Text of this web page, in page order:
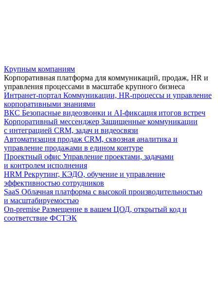
Крупным компаниям
Корпоративная платформа для коммуникаций, продаж, HR и
управления процессами в масштабе крупного бизнеса
Интранет-портал Коммуникации, HR-процессы и управление
корпоративными знаниями
ВКС Безопасные видеозвонки и AI-фиксация итогов встреч
Корпоративный мессенджер Защищенные коммуникации
с интеграцией CRM, задач и видеосвязи
Автоматизация продаж CRM, сквозная аналитика и
управление продажами в едином контуре
Проектный офис Управление проектами, задачами
и контролем исполнения
HRM Рекрутинг, КЭДО, обучение и управление
эффективностью сотрудников
SaaS Облачная платформа с высокой производительностью
и масштабируемостью
On-premise Размещение в вашем ЦОД, открытый код и
соответствие ФСТЭК